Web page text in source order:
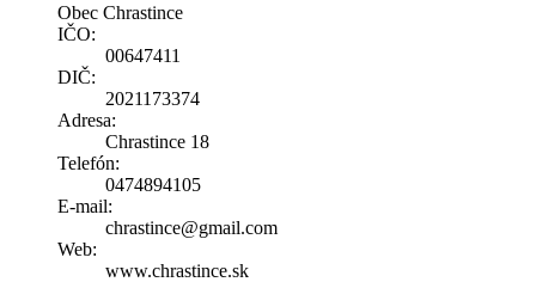
Obec Chrastince
IČO:
00647411
DIČ:
2021173374
Adresa:
Chrastince 18
Telefón:
0474894105
E-mail:
chrastince@gmail.com
Web:
www.chrastince.sk